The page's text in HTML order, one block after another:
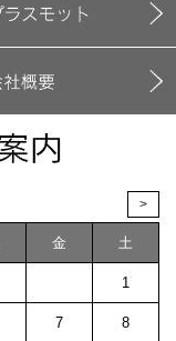
>
金 土
1
7 8